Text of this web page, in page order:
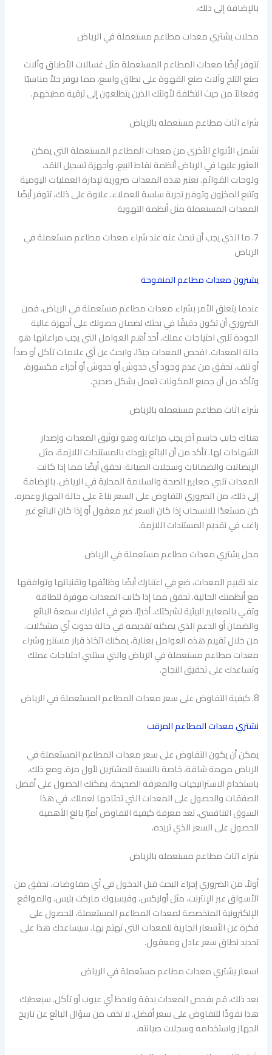
بالإضافة إلى ذلك،
محلات يشتري معدات مطاعم مستعملة في الرياض
تتوفر أيضًا معدات المطاعم المستعملة مثل غسالات الأطباق وآلات
صنع الثلج وآلات صنع القهوة على نطاق واسع، مما يوفر حلاً مناسبًا
وفعالاً من حيث التكلفة لأولئك الذين يتطلعون إلى ترقية مطبخهم.
شراء اثاث مطاعم مستعمله بالرياض
تشمل الأنواع الأخرى من معدات المطاعم المستعملة التي يمكن
العثور عليها في الرياض أنظمة نقاط البيع، وأجهزة تسجيل النقد،
ولوحات القوائم. تعتبر هذه المعدات ضرورية لإدارة العمليات اليومية
وتتبع المخزون وتوفير تجربة سلسة للعملاء. علاوة على ذلك، تتوفر أيضًا
المعدات المستعملة مثل أنظمة التهوية
7. ما الذي يجب أن تبحث عنه عند شراء معدات مطاعم مستعملة في
الرياض
يشترون معدات مطاعم المنفوحة
عندما يتعلق الأمر بشراء معدات مطاعم مستعملة في الرياض، فمن
الضروري أن تكون دقيقًا في بحثك لضمان حصولك على أجهزة عالية
الجودة تلبي احتياجات عملك. أحد أهم العوامل التي يجب مراعاتها هو
حالة المعدات. افحص المعدات جيدًا، وابحث عن أي علامات تآكل أو صدأ
أو تلف. تحقق من عدم وجود أي خدوش أو خدوش أو أجزاء مكسورة،
وتأكد من أن جميع المكونات تعمل بشكل صحيح.
شراء اثاث مطاعم مستعمله بالرياض
هناك جانب حاسم آخر يجب مراعاته وهو توثيق المعدات وإصدار
الشهادات لها. تأكد من أن البائع يزودك بالمستندات اللازمة، مثل
الإيصالات والضمانات وسجلات الصيانة. تحقق أيضًا مما إذا كانت
المعدات تلبي معايير الصحة والسلامة المحلية في الرياض. بالإضافة
إلى ذلك، من الضروري التفاوض على السعر بناءً على حالة الجهاز وعمره.
كن مستعدًا للانسحاب إذا كان السعر غير معقول أو إذا كان البائع غير
راغب في تقديم المستندات اللازمة.
محل يشتري معدات مطاعم مستعملة في الرياض
عند تقييم المعدات، ضع في اعتبارك أيضًا وظائفها وتقنياتها وتوافقها
مع أنظمتك الحالية. تحقق مما إذا كانت المعدات موفرة للطاقة
وتفي بالمعايير البيئية لشركتك. أخيرًا، ضع في اعتبارك سمعة البائع
والضمان أو الدعم الذي يمكنه تقديمه في حالة حدوث أي مشكلات.
من خلال تقييم هذه العوامل بعناية، يمكنك اتخاذ قرار مستنير وشراء
معدات مطاعم مستعملة في الرياض والتي ستلبي احتياجات عملك
وتساعدك على تحقيق النجاح.
8. كيفية التفاوض على سعر معدات المطاعم المستعملة في الرياض
نشتري معدات المطاعم المرقب
يمكن أن يكون التفاوض على سعر معدات المطاعم المستعملة في
الرياض مهمة شاقة، خاصة بالنسبة للمشترين لأول مرة. ومع ذلك،
باستخدام الاستراتيجيات والمعرفة الصحيحة، يمكنك الحصول على أفضل
الصفقات والحصول على المعدات التي تحتاجها لعملك. في هذا
السوق التنافسي، تعد معرفة كيفية التفاوض أمرًا بالغ الأهمية
للحصول على السعر الذي تريده.
شراء اثاث مطاعم مستعمله بالرياض
أولاً، من الضروري إجراء البحث قبل الدخول في أي مفاوضات. تحقق من
الأسواق عبر الإنترنت، مثل أوليكس، وفيسبوك ماركت بليس، والمواقع
الإلكترونية المتخصصة لمعدات المطاعم المستعملة، للحصول على
فكرة عن الأسعار الجارية للمعدات التي تهتم بها. سيساعدك هذا على
تحديد نطاق سعر عادل ومعقول.
اسعار يشتري معدات مطاعم مستعملة في الرياض
بعد ذلك، قم بفحص المعدات بدقة ولاحظ أي عيوب أو تآكل. سيعطيك
هذا نفوذًا للتفاوض على سعر أفضل. لا تخف من سؤال البائع عن تاريخ
الجهاز واستخدامه وسجلات صيانته.